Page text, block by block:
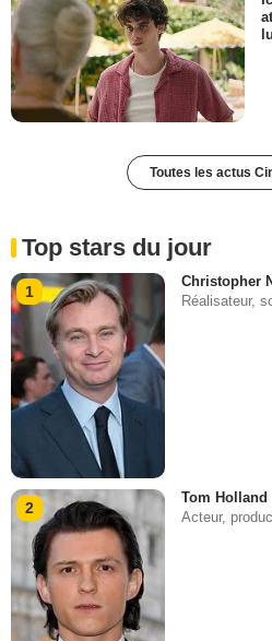
Toutes les actus
Top stars du jour
1
Christopher
Réalisateur,
2
Tom Holland
Acteur,